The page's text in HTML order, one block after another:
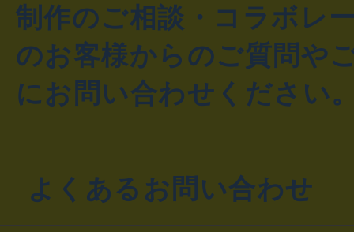
制作のご相談・コラボレ
のお客様からのご質問や
にお問い合わせください
よくあるお問い合わせ